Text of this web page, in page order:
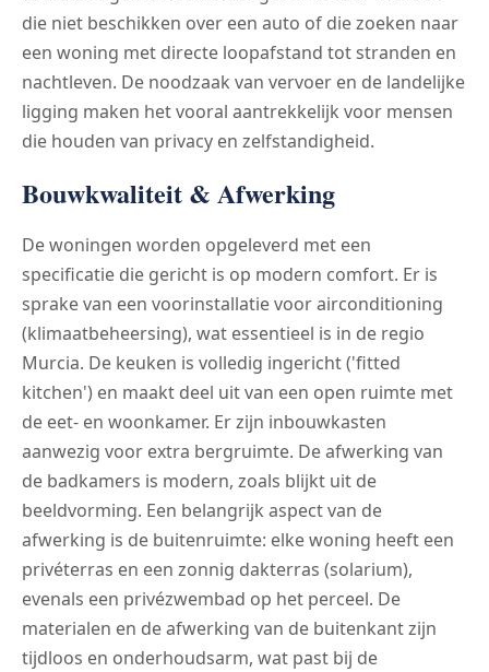
die niet beschikken over een auto of die zoeken naar
een woning met directe loopafstand tot stranden en
nachtleven. De noodzaak van vervoer en de landelijke
ligging maken het vooral aantrekkelijk voor mensen
die houden van privacy en zelfstandigheid.
Bouwkwaliteit & Afwerking
De woningen worden opgeleverd met een
specificatie die gericht is op modern comfort. Er is
sprake van een voorinstallatie voor airconditioning
(klimaatbeheersing), wat essentieel is in de regio
Murcia. De keuken is volledig ingericht ('fitted
kitchen') en maakt deel uit van een open ruimte met
de eet- en woonkamer. Er zijn inbouwkasten
aanwezig voor extra bergruimte. De afwerking van
de badkamers is modern, zoals blijkt uit de
beeldvorming. Een belangrijk aspect van de
afwerking is de buitenruimte: elke woning heeft een
privéterras en een zonnig dakterras (solarium),
evenals een privézwembad op het perceel. De
materialen en de afwerking van de buitenkant zijn
tijdloos en onderhoudsarm, wat past bij de